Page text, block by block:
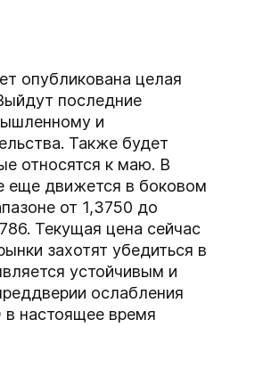
опубликована целая
последние
и
Также будет
относятся к маю. В
еще движется в боковом
от 1,3750 до
Текущая цена сейчас
захотят убедиться в
устойчивым и
ослабления
в настоящее время